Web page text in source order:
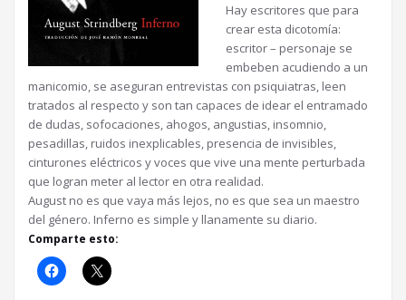
Hay escritores que para
crear esta dicotomía:
escritor – personaje se
embeben acudiendo a un
manicomio, se aseguran entrevistas con psiquiatras, leen
tratados al respecto y son tan capaces de idear el entramado
de dudas, sofocaciones, ahogos, angustias, insomnio,
pesadillas, ruidos inexplicables, presencia de invisibles,
cinturones eléctricos y voces que vive una mente perturbada
que logran meter al lector en otra realidad.
August no es que vaya más lejos, no es que sea un maestro
del género. Inferno es simple y llanamente su diario.
Comparte esto: